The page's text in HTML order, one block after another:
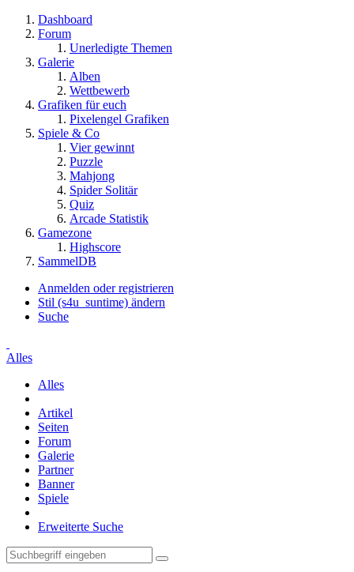
Dashboard
Forum
Unerledigte Themen
Galerie
Alben
Wettbewerb
Grafiken für euch
Pixelengel Grafiken
Spiele & Co
Vier gewinnt
Puzzle
Mahjong
Spider Solitär
Quiz
Arcade Statistik
Gamezone
Highscore
SammelDB
Anmelden oder registrieren
Stil (s4u_suntime) ändern
Suche
Alles
Alles
Artikel
Seiten
Forum
Galerie
Partner
Banner
Spiele
Erweiterte Suche